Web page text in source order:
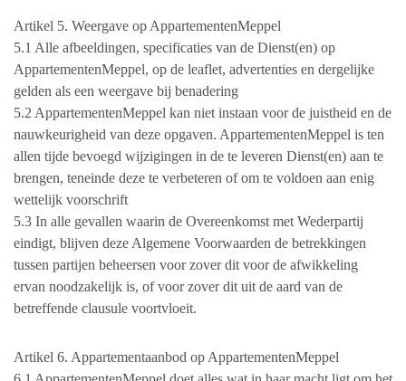
Artikel 5. Weergave op AppartementenMeppel
5.1 Alle afbeeldingen, specificaties van de Dienst(en) op
AppartementenMeppel, op de leaflet, advertenties en dergelijke
gelden als een weergave bij benadering
5.2 AppartementenMeppel kan niet instaan voor de juistheid en de
nauwkeurigheid van deze opgaven. AppartementenMeppel is ten
allen tijde bevoegd wijzigingen in de te leveren Dienst(en) aan te
brengen, teneinde deze te verbeteren of om te voldoen aan enig
wettelijk voorschrift
5.3 In alle gevallen waarin de Overeenkomst met Wederpartij
eindigt, blijven deze Algemene Voorwaarden de betrekkingen
tussen partijen beheersen voor zover dit voor de afwikkeling
ervan noodzakelijk is, of voor zover dit uit de aard van de
betreffende clausule voortvloeit.
Artikel 6. Appartementaanbod op AppartementenMeppel